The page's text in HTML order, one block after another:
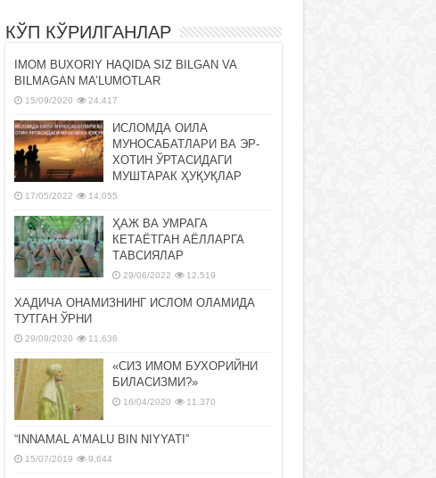
КЎП КЎРИЛГАНЛАР
IMOM BUXORIY HAQIDA SIZ BILGAN VA
BILMAGAN MA’LUMOTLAR
15/09/2020 24,417
ИСЛОМДА ОИЛА
МУНОСАБАТЛАРИ ВА ЭР-
ХОТИН ЎРТАСИДАГИ
МУШТАРАК ҲУҚУҚЛАР
17/05/2022 14,055
ҲАЖ ВА УМРАГА
КЕТАЁТГАН АЁЛЛАРГА
ТАВСИЯЛАР
29/06/2022 12,519
ХАДИЧА ОНАМИЗНИНГ ИСЛОМ ОЛАМИДА
ТУТГАН ЎРНИ
29/09/2020 11,636
«СИЗ ИМОМ БУХОРИЙНИ
БИЛАСИЗМИ?»
16/04/2020 11,370
“INNAMAL A’MALU BIN NIYYATI”
15/07/2019 9,644